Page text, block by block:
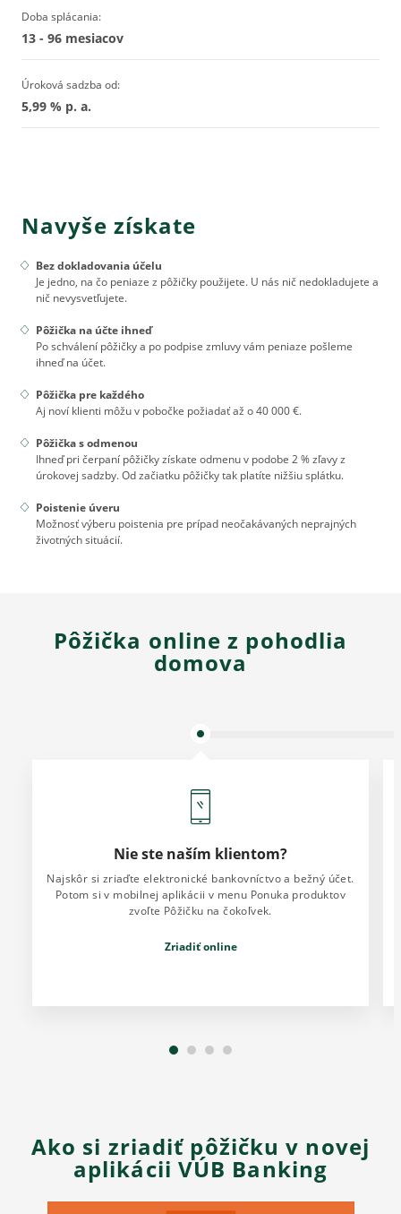
Doba splácania:
13 - 96 mesiacov
Úroková sadzba od:
5,99 % p. a.
Navyše získate
Bez dokladovania účelu
Je jedno, na čo peniaze z pôžičky použijete. U nás nič nedokladujete a
nič nevysvetľujete.
Pôžička na účte ihneď
Po schválení pôžičky a po podpise zmluvy vám peniaze pošleme
ihneď na účet.
Pôžička pre každého
Aj noví klienti môžu v pobočke požiadať až o 40 000 €.
Pôžička s odmenou
Ihneď pri čerpaní pôžičky získate odmenu v podobe 2 % zľavy z
úrokovej sadzby. Od začiatku pôžičky tak platíte nižšiu splátku.
Poistenie úveru
Možnosť výberu poistenia pre prípad neočakávaných neprajných
životných situácií.
Pôžička online z pohodlia
domova
Nie ste naším klientom?
Najskôr si zriaďte elektronické bankovníctvo a bežný účet.
Potom si v mobilnej aplikácii v menu Ponuka produktov
zvoľte Pôžičku na čokoľvek.
Zriadiť online
Ako si zriadiť pôžičku v novej
aplikácii VÚB Banking